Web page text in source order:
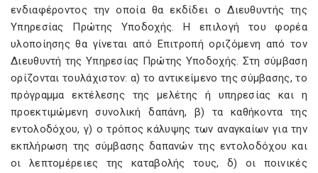
ενδιαφέροντος την οποία θα εκδίδει ο Διευθυντής της
Υπηρεσίας Πρώτης Υποδοχής. Η επιλογή του φορέα
υλοποίησης θα γίνεται από Επιτροπή οριζόμενη από τον
Διευθυντή της Υπηρεσίας Πρώτης Υποδοχής. Στη σύμβαση
ορίζονται τουλάχιστον: α) το αντικείμενο της σύμβασης, το
πρόγραμμα εκτέλεσης της μελέτης ή υπηρεσίας και η
προεκτιμώμενη συνολική δαπάνη, β) τα καθήκοντα της
εντολοδόχου, γ) ο τρόπος κάλυψης των αναγκαίων για την
εκπλήρωση της σύμβασης δαπανών της εντολοδόχου και
οι λεπτομέρειες της καταβολής τους, δ) οι ποινικές